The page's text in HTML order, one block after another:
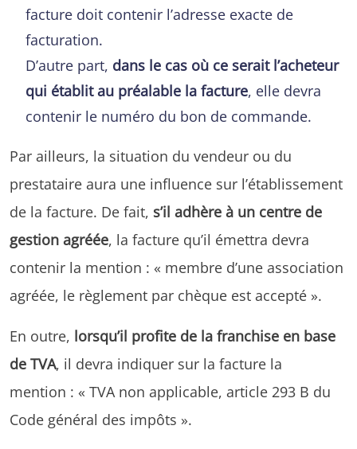
facture doit contenir l’adresse exacte de
facturation.
D’autre part, dans le cas où ce serait l’acheteur
qui établit au préalable la facture, elle devra
contenir le numéro du bon de commande.
Par ailleurs, la situation du vendeur ou du
prestataire aura une influence sur l’établissement
de la facture. De fait, s’il adhère à un centre de
gestion agréée, la facture qu’il émettra devra
contenir la mention : « membre d’une association
agréée, le règlement par chèque est accepté ».
En outre, lorsqu’il profite de la franchise en base
de TVA, il devra indiquer sur la facture la
mention : « TVA non applicable, article 293 B du
Code général des impôts ».